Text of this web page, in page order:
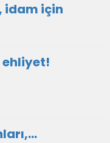
idam için